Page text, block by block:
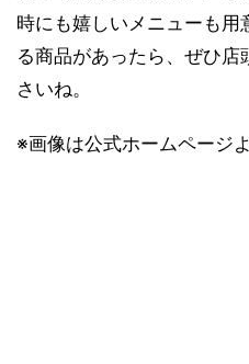
時にも嬉しいメニューも
る商品があったら、ぜひ
さいね。
※画像は公式ホームページ